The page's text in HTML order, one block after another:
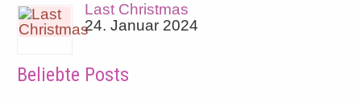
Last Christmas
24. Januar 2024
Beliebte Posts